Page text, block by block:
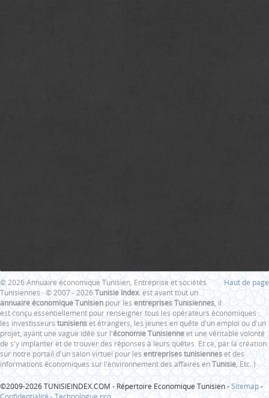
Haut de page
© 2026 Annuaire économique Tunisien, Entreprise et sociétés
Tunisiennes · © 2007 - 2026Tunisie Index: est avant tout un
annuaire économique Tunisien pour les entreprises Tunisiennes , il
est conçu essentiellement pour renseigner tous les opérateurs économiques :
les investisseurstunisienset étrangers, les jeunes en quête d'un emploi ou d'un
projet, ayant une vague idée sur l'économie Tunisienneet une véritable volonté
de s'y implanter et de trouver des réponses à leurs quêtes. Et ce, par la création
sur notre portail d'un salon virtuel pour lesentreprises tunisienneset des
informations économiques sur l'environnement des affaires enTunisie , Etc..)
©2009-2026 TUNISIEINDEX.COM - Répertoire Economique Tunisien -Sitemap-